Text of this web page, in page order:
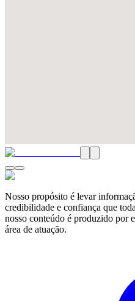
Nosso propósito é levar
credibilidade e confiança que
nosso conteúdo é produzido por
área de atuação.